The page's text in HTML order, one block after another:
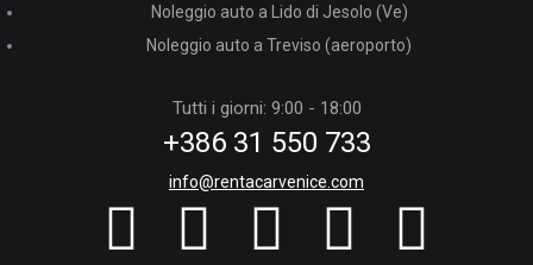
Noleggio auto a Lido di Jesolo (Ve)
Noleggio auto a Treviso (aeroporto)
Tutti i giorni: 9:00 - 18:00
+386 31 550 733
info@rentacarvenice.com